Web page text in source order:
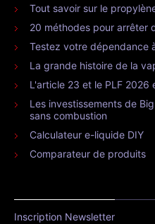
Tout savoir sur le
20 méthodes pour arrêter
Testez votre dépendance
La grande histoire de la
L'article 23 et le PLF 2026
Les investissements de
sans combustion
Calculateur e-liquide DIY
Comparateur de produits
Inscription Newsletter